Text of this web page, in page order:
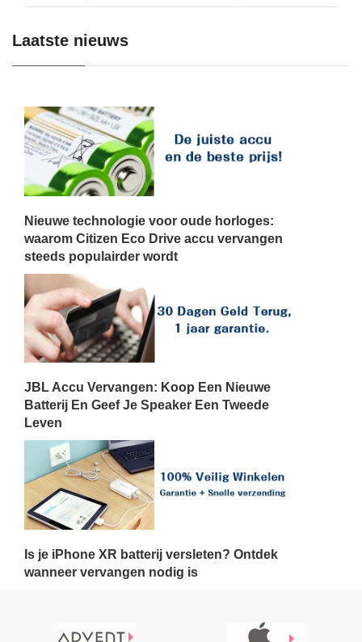
Laatste nieuws
Nieuwe technologie voor oude horloges:
waarom Citizen Eco Drive accu vervangen
steeds populairder wordt
JBL Accu Vervangen: Koop Een Nieuwe
Batterij En Geef Je Speaker Een Tweede
Leven
Is je iPhone XR batterij versleten? Ontdek
wanneer vervangen nodig is